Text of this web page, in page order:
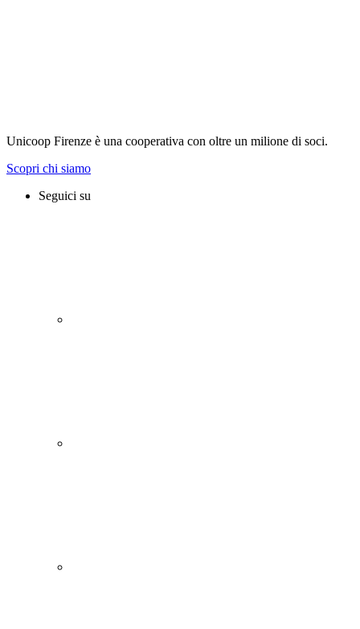
Unicoop Firenze è una cooperativa con oltre un milione di soci.
Scopri chi siamo
Seguici su